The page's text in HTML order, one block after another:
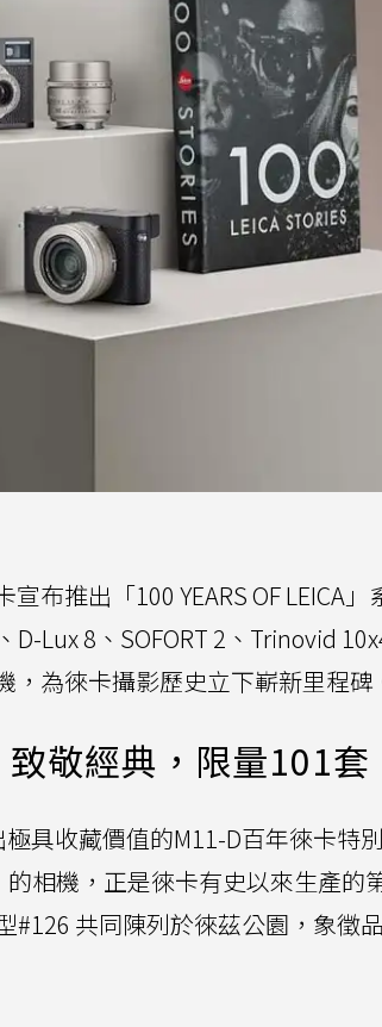
布推出「100 YEARS OF LEICA
D-Lux 8、SOFORT 2、Trinovid
為徠卡攝影歷史立下嶄新里程碑
敬經典，限量101套
具收藏價值的M11-D百年徠卡特
相機，正是徠卡有史以來生產的
#126 共同陳列於徠茲公園，象徵